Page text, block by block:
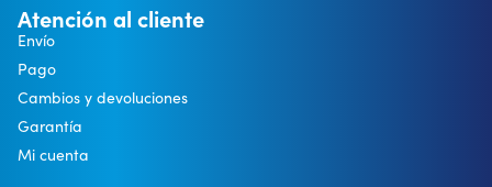
Atención al cliente
Envío
Pago
Cambios y devoluciones
Garantía
Mi cuenta